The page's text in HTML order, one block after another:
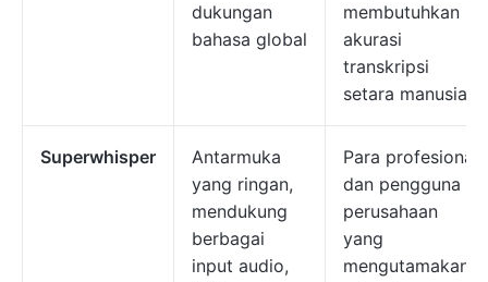
dukungan
bahasa global
membutuhkan
akurasi
transkripsi
setara manusia
Superwhisper
Antarmuka
yang ringan,
mendukung
berbagai
input audio,
Para profesional
dan pengguna
perusahaan
yang
mengutamakan